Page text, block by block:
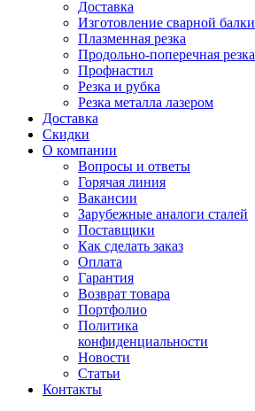
Доставка
Изготовление сварной балки
Плазменная резка
Продольно-поперечная резка
Профнастил
Резка и рубка
Резка металла лазером
Доставка
Скидки
О компании
Вопросы и ответы
Горячая линия
Вакансии
Зарубежные аналоги сталей
Поставщики
Как сделать заказ
Оплата
Гарантия
Возврат товара
Портфолио
Политика
конфиденциальности
Новости
Статьи
Контакты